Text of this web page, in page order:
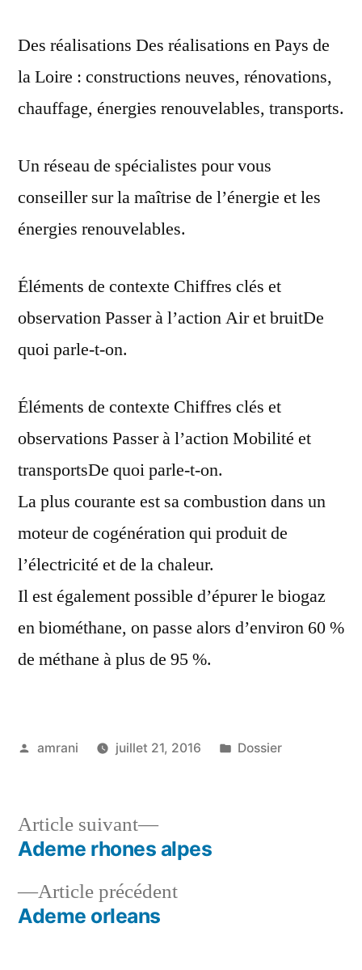
Des réalisations Des réalisations en Pays de
la Loire : constructions neuves, rénovations,
chauffage, énergies renouvelables, transports.
Un réseau de spécialistes pour vous
conseiller sur la maîtrise de l’énergie et les
énergies renouvelables.
Éléments de contexte Chiffres clés et
observation Passer à l’action Air et bruitDe
quoi parle-t-on.
Éléments de contexte Chiffres clés et
observations Passer à l’action Mobilité et
transportsDe quoi parle-t-on.
La plus courante est sa combustion dans un
moteur de cogénération qui produit de
l’électricité et de la chaleur.
Il est également possible d’épurer le biogaz
en biométhane, on passe alors d’environ 60 %
de méthane à plus de 95 %.
Publié
amrani juillet 21, 2016
Publié
Dossier
Navigation
deArticle précédentArticle
Ademe orleans
Article suivant
Article
suivant :
Ademe rhones alpes